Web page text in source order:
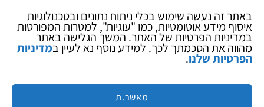
באתר זה נעשה שימוש בכלי ניתוח נתונים ובטכנולוגיות
איסוף מידע אוטומטיות, כמו "עוגיות", למטרות המפורטות
במדיניות הפרטיות של האתר. המשך הגלישה באתר
מהווה את הסכמתך לכך. למידע נוסף נא לעיין במדיניות
הפרטיות שלנו.
מאשר.ת
בלוג
ספקי כח ומודדים
ציוד אופטי להגדלה
מותגים